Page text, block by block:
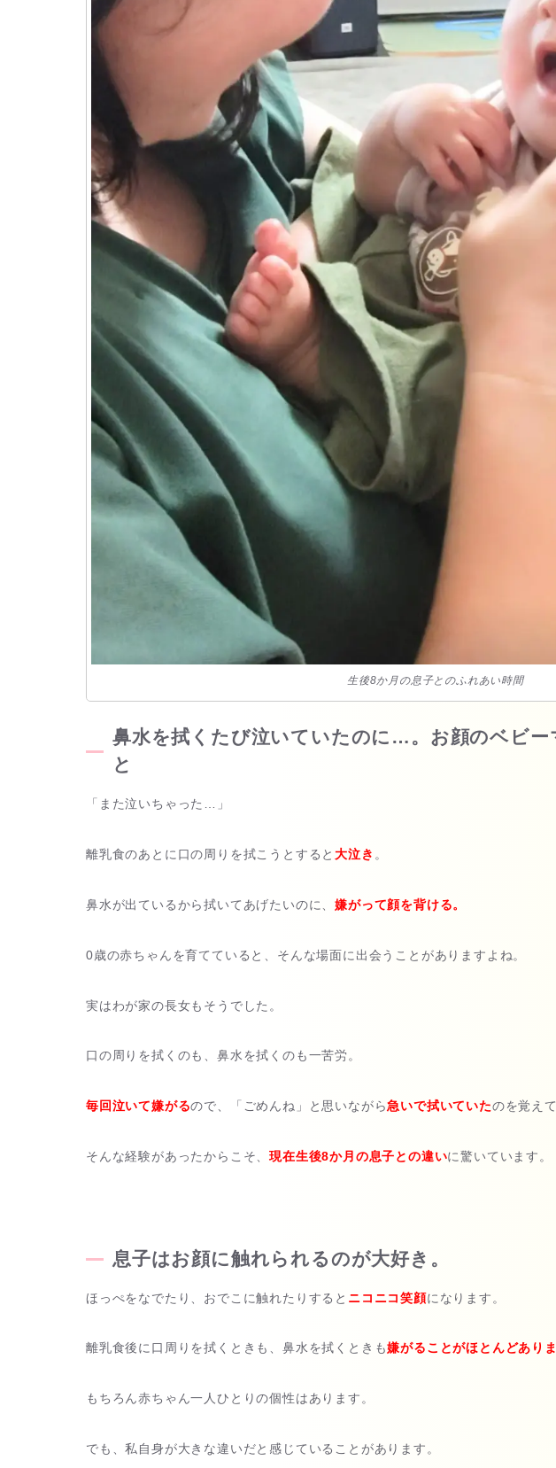
生後8か月の息子とのふれあい時間
鼻水を拭くたび泣いていたのに…。お顔のベビー
と
「また泣いちゃった…」
離乳食のあとに口の周りを拭こうとすると大泣き 。
鼻水が出ているから拭いてあげたいのに、嫌がって顔を背ける。
0歳の赤ちゃんを育てていると、そんな場面に出会うことがありますよね。
実はわが家の長女もそうでした。
口の周りを拭くのも、鼻水を拭くのも一苦労。
毎回泣いて嫌がるので、「ごめんね」と思いながら急いで拭いていたのを覚え
そんな経験があったからこそ、現在生後8か月の息子との違いに驚いています。
息子はお顔に触れられるのが大好き。
ほっぺをなでたり、おでこに触れたりすると ニコニコ笑顔になります。
離乳食後に口周りを拭くときも、鼻水を拭くときも嫌がることがほとんどあり
もちろん赤ちゃん一人ひとりの個性はあります。
でも、私自身が大きな違いだと感じていることがあります。